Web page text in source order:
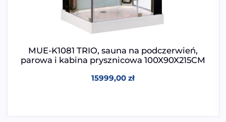
MUE-K1081 TRIO, sauna na podczerwień,
parowa i kabina prysznicowa 100X90X215CM
15999,00zł